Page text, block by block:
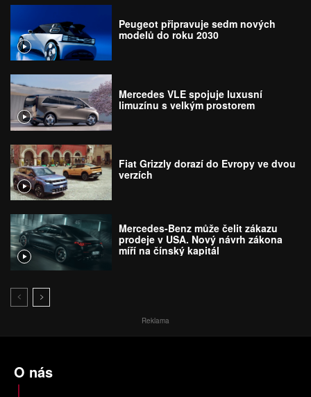
Peugeot připravuje sedm nových
modelů do roku 2030
Mercedes VLE spojuje luxusní
limuzínu s velkým prostorem
Fiat Grizzly dorazí do Evropy ve dvou
verzích
Mercedes-Benz může čelit zákazu
prodeje v USA. Nový návrh zákona
míří na čínský kapitál
Reklama
O nás